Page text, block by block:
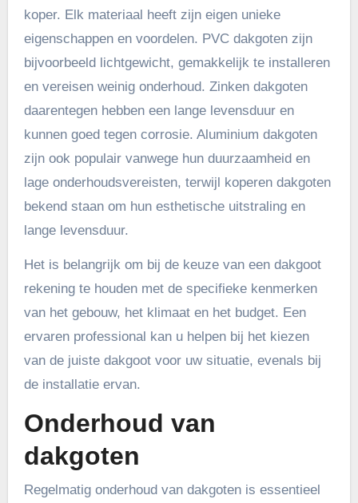
koper. Elk materiaal heeft zijn eigen unieke
eigenschappen en voordelen. PVC dakgoten zijn
bijvoorbeeld lichtgewicht, gemakkelijk te installeren
en vereisen weinig onderhoud. Zinken dakgoten
daarentegen hebben een lange levensduur en
kunnen goed tegen corrosie. Aluminium dakgoten
zijn ook populair vanwege hun duurzaamheid en
lage onderhoudsvereisten, terwijl koperen dakgoten
bekend staan om hun esthetische uitstraling en
lange levensduur.
Het is belangrijk om bij de keuze van een dakgoot
rekening te houden met de specifieke kenmerken
van het gebouw, het klimaat en het budget. Een
ervaren professional kan u helpen bij het kiezen
van de juiste dakgoot voor uw situatie, evenals bij
de installatie ervan.
Onderhoud van
dakgoten
Regelmatig onderhoud van dakgoten is essentieel